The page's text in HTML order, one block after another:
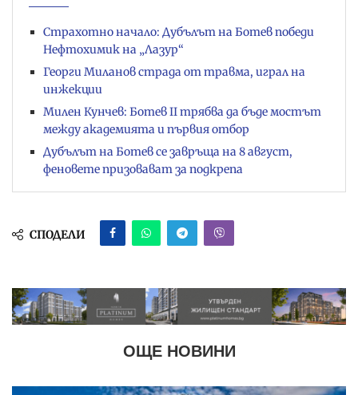
Страхотно начало: Дубълът на Ботев победи
Нефтохимик на „Лазур“
Георги Миланов страда от травма, играл на
инжекции
Милен Кунчев: Ботев II трябва да бъде мостът
между академията и първия отбор
Дубълът на Ботев се завръща на 8 август,
феновете призовават за подкрепа
СПОДЕЛИ
ОЩЕ НОВИНИ